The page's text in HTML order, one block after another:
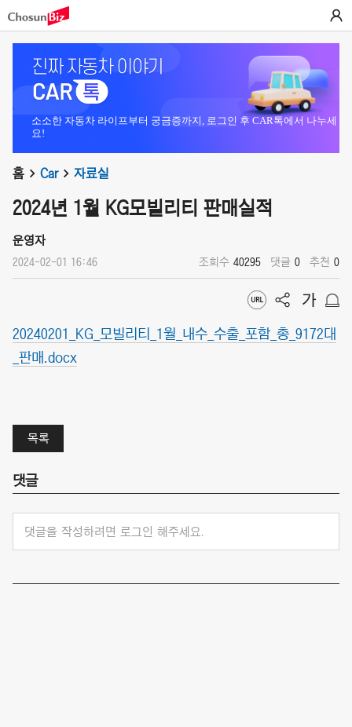
소소한 자동차 라이프부터 궁금증까지, 로그인 후 CAR톡에서 나누세
요!
홈 Car 자료실
2024년 1월 KG모빌리티 판매실적
운영자
2024-02-01 16:46 조회수 40295 댓글 0 추천 0
20240201_KG_모빌리티_1월_내수_수출_포함_총_9172대
_판매.docx
목록
댓글
댓글을 작성하려면 로그인 해주세요.